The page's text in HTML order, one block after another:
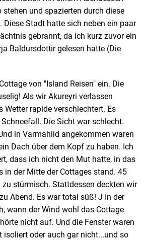
stehen und spazierten durch diese
Diese Stadt hatte sich neben ein paar
gebrannt, da ich kurz zuvor ein
Baldursdottir gelesen hatte (Die
von "Island Reisen" ein. Die
Als wir Akureyri verlassen
Wetter rapide verschlechtert. Es
Die Sicht war schlecht.
in Varmahlid angekommen waren
Dach über dem Kopf zu haben. Ich
dass ich nicht den Mut hatte, in das
in der Mitte der Cottages stand. 45
zu stürmisch. Stattdessen deckten wir
Abend. Es war total süß! J In der
wann der Wind wohl das Cottage
nicht auf. Und die Fenster waren
isoliert oder auch gar nicht...und so